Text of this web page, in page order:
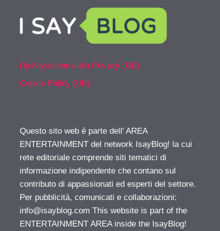
Dichiarazione sulla Privacy (UE)
Cookie Policy (UE)
Questo sito web è parte dell’ AREA
ENTERTAINMENT del network IsayBlog! la cui
rete editoriale comprende siti tematici di
informazione indipendente che contano sul
contributo di appassionati ed esperti del settore.
Per pubblicità, comunicati e collaborazioni:
info@isayblog.com This website is part of the
ENTERTAINMENT AREA inside the IsayBlog!